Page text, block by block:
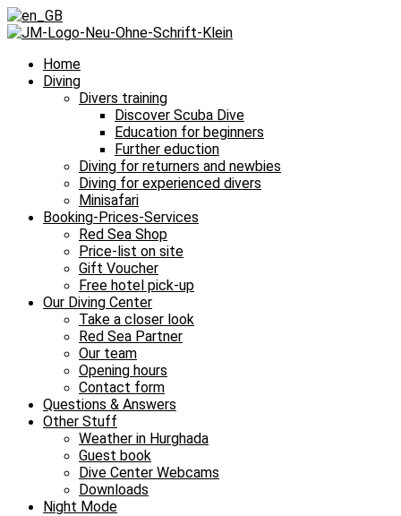
Home
Diving
Divers training
Discover Scuba Dive
Education for beginners
Further eduction
Diving for returners and newbies
Diving for experienced divers
Minisafari
Booking-Prices-Services
Red Sea Shop
Price-list on site
Gift Voucher
Free hotel pick-up
Our Diving Center
Take a closer look
Red Sea Partner
Our team
Opening hours
Contact form
Questions & Answers
Other Stuff
Weather in Hurghada
Guest book
Dive Center Webcams
Downloads
Night Mode